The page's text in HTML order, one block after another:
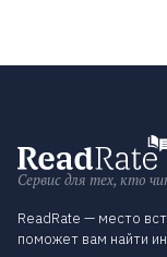
Сервис для тех, кто
ReadRate — место
поможет вам найти